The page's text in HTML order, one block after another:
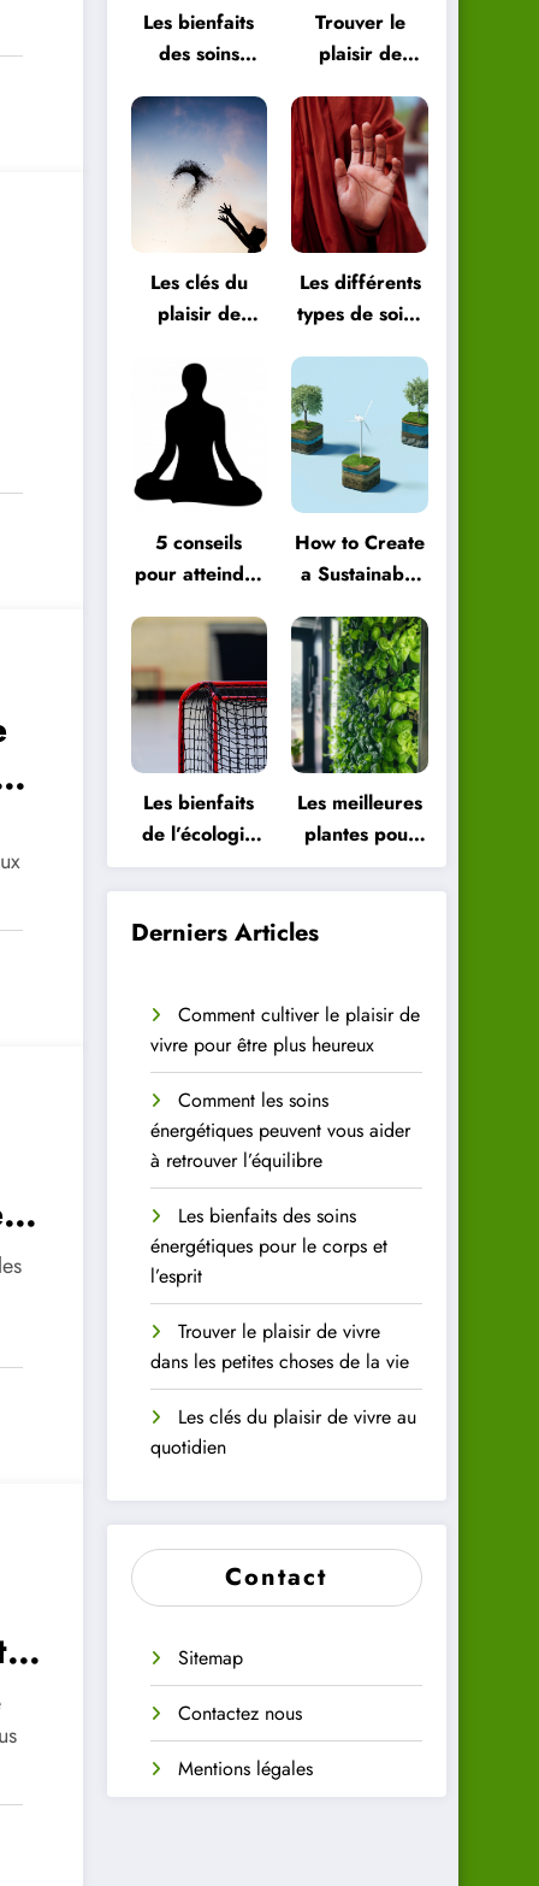
Les bienfaits
des soins
pour le corps
et l’esprit
Trouver le
plaisir de
petites choses
de la vie
Les clés du
plaisir de
quotidien
Les différents
types de soins
et comment
les choisir
5 conseils
pour atteindre
global
How to Create
a Sustainable
Lifestyle
Les bienfaits
de l’écologie
intérieure
pour votre
santé
Les meilleures
plantes pour
purifier l’air
de votre
Derniers Articles
Comment cultiver le plaisir de
vivre pour être plus heureux
Comment les soins
énergétiques peuvent vous aider
à retrouver l’équilibre
Les bienfaits des soins
énergétiques pour le corps et
l’esprit
Trouver le plaisir de vivre
dans les petites choses de la vie
Les clés du plaisir de vivre au
quotidien
Contact
Sitemap
Contactez nous
Mentions légales